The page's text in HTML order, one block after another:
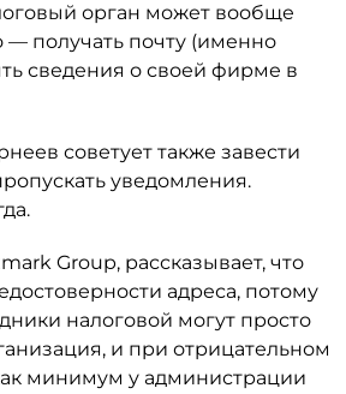
орган может вообще
получать почту (именно
сведения о своей фирме в
советует также завести
уведомления.
Group, рассказывает, что
адреса, потому
налоговой могут просто
и при отрицательном
минимум у администрации